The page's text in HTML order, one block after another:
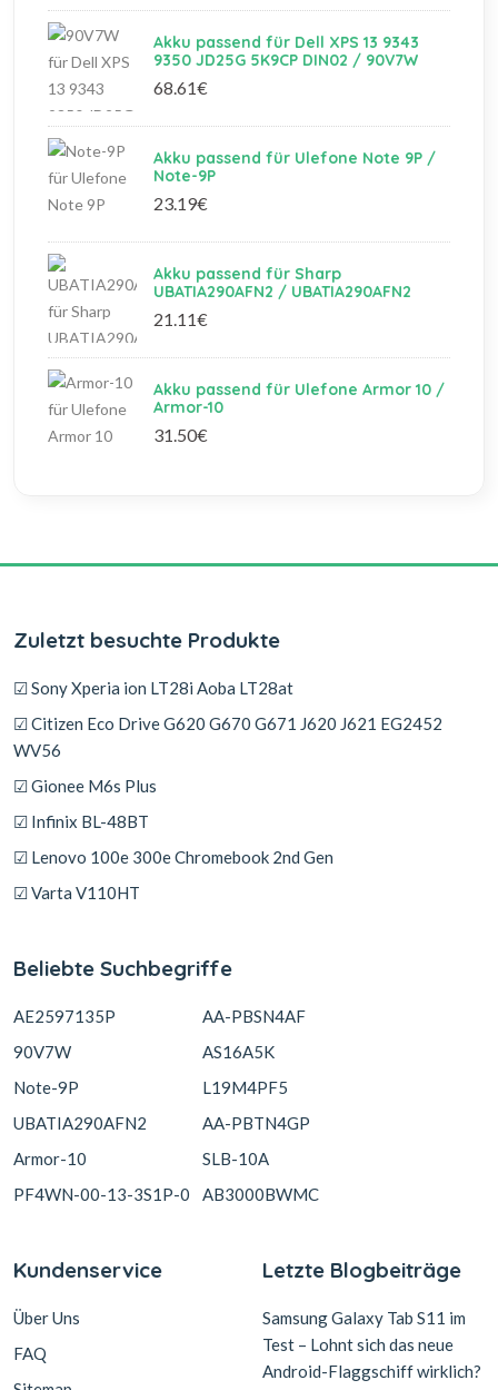
Akku passend für Dell XPS 13 9343
9350 JD25G 5K9CP DIN02 / 90V7W
68.61€
Akku passend für Ulefone Note 9P /
Note-9P
23.19€
Akku passend für Sharp
UBATIA290AFN2 / UBATIA290AFN2
21.11€
Akku passend für Ulefone Armor 10 /
Armor-10
31.50€
Zuletzt besuchte Produkte
☑ Sony Xperia ion LT28i Aoba LT28at
☑ Citizen Eco Drive G620 G670 G671 J620 J621 EG2452
WV56
☑ Gionee M6s Plus
☑ Infinix BL-48BT
☑ Lenovo 100e 300e Chromebook 2nd Gen
☑ Varta V110HT
Beliebte Suchbegriffe
AE2597135P
90V7W
Note-9P
UBATIA290AFN2
Armor-10
PF4WN-00-13-3S1P-0
AA-PBSN4AF
AS16A5K
L19M4PF5
AA-PBTN4GP
SLB-10A
AB3000BWMC
Kundenservice
Über Uns
FAQ
Letzte Blogbeiträge
Samsung Galaxy Tab S11 im
Test – Lohnt sich das neue
Android-Flaggschiff wirklich?